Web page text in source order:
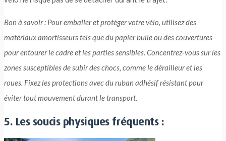
Bon à savoir : Pour emballer et protéger votre vélo, utilisez des
matériaux amortisseurs tels que du papier bulle ou des couvertures
pour entourer le cadre et les parties sensibles. Concentrez-vous sur les
zones susceptibles de subir des chocs, comme le dérailleur et les
roues. Fixez les protections avec du ruban adhésif résistant pour
éviter tout mouvement durant le transport.
5. Les soucis physiques fréquents :